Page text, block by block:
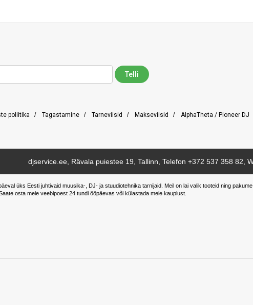
poliitika / Tagastamine / Tarneviisid / Makseviisid / AlphaTheta / Pioneer DJ
djservice.ee, Rävala puiestee 19, Tallinn, Telefon +372 537 358 82,
üks Eesti juhtivaid muusika-, DJ- ja stuudiotehnika tarnijaid. Meil on lai valik tooteid ning
osta meie veebipoest 24 tundi ööpäevas või külastada meie kauplust.